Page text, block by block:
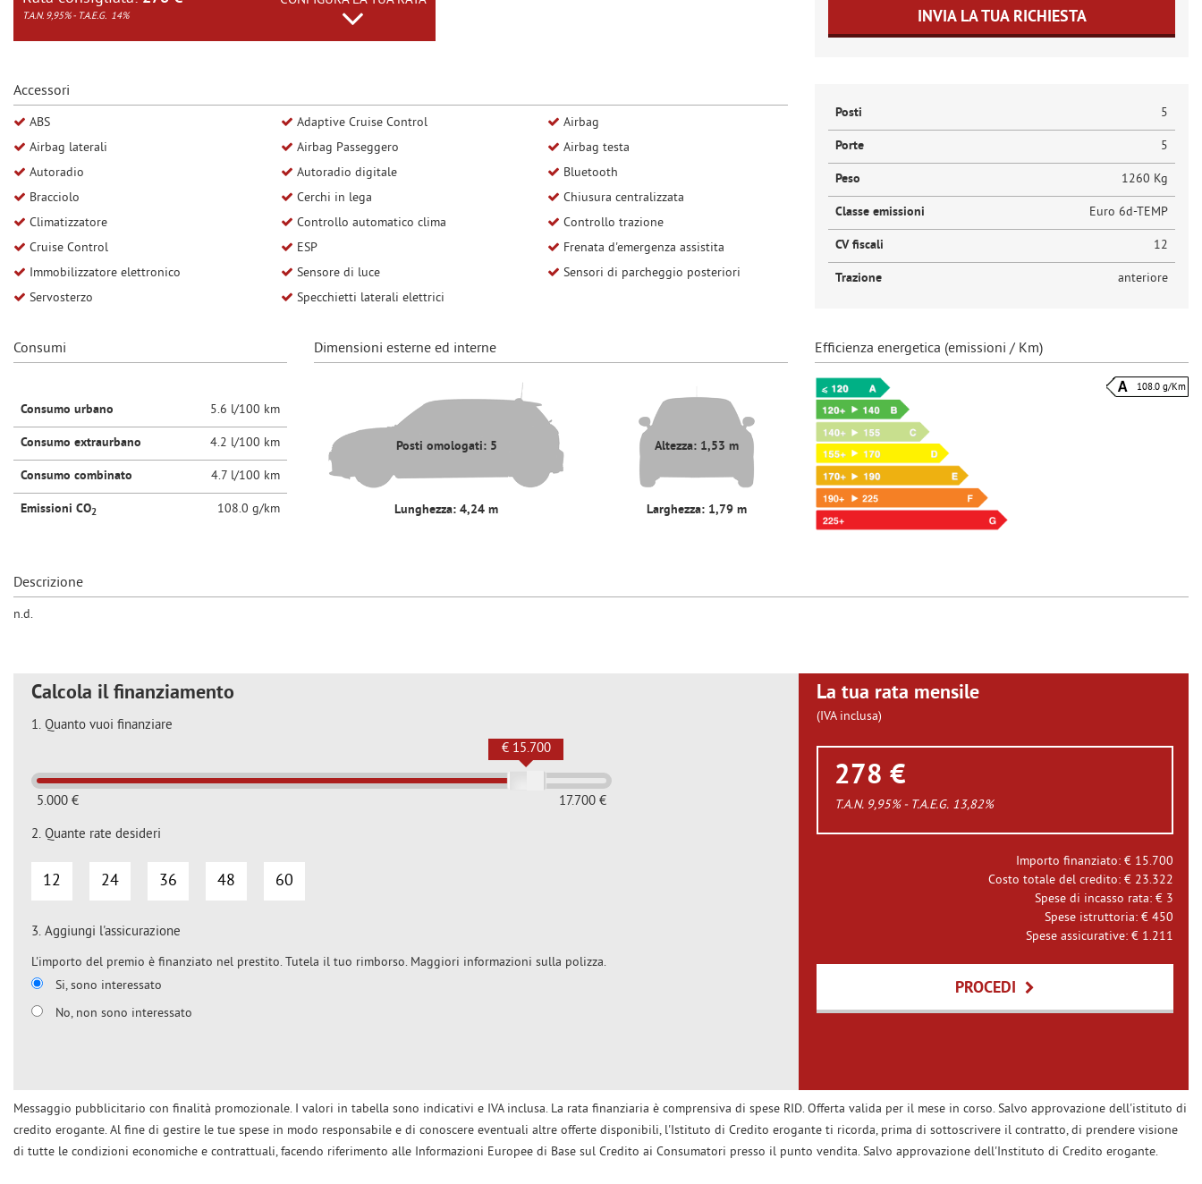
AREA COMMERCIANTI
T.A.N. 9,95% - T.A.E.G. 14% INVIA LA TUA RICHIESTA
Accessori
ABS
Airbag laterali
Autoradio
Bracciolo
Climatizzatore
Cruise Control
Immobilizzatore elettronico
Servosterzo
Adaptive Cruise Control
Airbag Passeggero
Autoradio digitale
Cerchi in lega
Controllo automatico clima
ESP
Sensore di luce
Specchietti laterali elettrici
Airbag
Airbag testa
Bluetooth
Chiusura centralizzata
Controllo trazione
Frenata d'emergenza assistita
Sensori di parcheggio posteriori
Posti 5
Porte 5
Peso 1260 Kg
Classe emissioni Euro 6d-TEMP
CV fiscali 12
Trazione anteriore
Consumi
Consumo urbano 5.6 l/100 km
Consumo extraurbano 4.2 l/100 km
Consumo combinato 4.7 l/100 km
Emissioni CO2 108.0 g/km
Dimensioni esterne ed interne
Posti omologati: 5
Lunghezza: 4,24 m
Altezza: 1,53 m
Larghezza: 1,79 m
Efficienza energetica (emissioni / Km)
108.0 g/Km
Descrizione
n.d.
Calcola il finanziamento
1. Quanto vuoi finanziare
5.000 € 17.700 €
€ 15.700
2. Quante rate desideri
12 24 36 48 60
3. Aggiungi l'assicurazione
L'importo del premio è finanziato nel prestito. Tutela il tuo rimborso. Maggiori informazioni sulla polizza.
Si, sono interessato
No, non sono interessato
La tua rata mensile
(IVA inclusa)
278 €
T.A.N. 9,95% - T.A.E.G. 13,82%
Importo finanziato: € 15.700
Costo totale del credito: € 23.322
Spese di incasso rata: € 3
Spese istruttoria: € 450
Spese assicurative: € 1.211
PROCEDI
Messaggio pubblicitario con finalità promozionale. I valori in tabella sono indicativi e IVA inclusa. La rata finanziaria è comprensiva di spese RID. Offerta valida per il mese in corso. Salvo approvazione dell'istituto di
credito erogante. Al fine di gestire le tue spese in modo responsabile e di conoscere eventuali altre offerte disponibili, l'Istituto di Credito erogante ti ricorda, prima di sottoscrivere il contratto, di prendere visione
di tutte le condizioni economiche e contrattuali, facendo riferimento alle Informazioni Europee di Base sul Credito ai Consumatori presso il punto vendita. Salvo approvazione dell'Instituto di Credito erogante.
questi
si
rimanda
alla
cookie
Puoi
rivedere
modificare
le
tue
in
Cookie necessari
Cookie di marketing